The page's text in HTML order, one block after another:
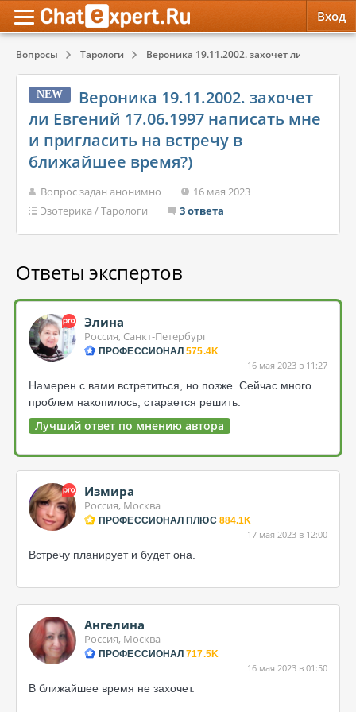
Вход
Вопросы Тарологи Вероника 19.11.2002. захочет ли Евгений...
NEW
Вероника 19.11.2002. захочет
ли Евгений 17.06.1997 написать мне
и пригласить на встречу в
ближайшее время?)
Вопрос задан анонимно
16 мая 2023
Эзотерика /Тарологи 3 ответа
Ответы экспертов
Элина
Россия, Санкт-Петербург
ПРОФЕССИОНАЛ 575.4K
16 мая 2023 в 11:27
Намерен с вами встретиться, но позже. Сейчас много
проблем накопилось, старается решить.
Лучший ответ по мнению автора
Измира
Россия, Москва
ПРОФЕССИОНАЛ ПЛЮС 884.1K
17 мая 2023 в 12:00
Встречу планирует и будет она.
Ангелина
Россия, Москва
ПРОФЕССИОНАЛ 717.5K
16 мая 2023 в 01:50
В ближайшее время не захочет.
Психология
Эзотерика
Красота, Здоровье
Психология
Эзотерика
Красота, Здоровье
Обратная связь
Служба поддержки
Правила сервиса